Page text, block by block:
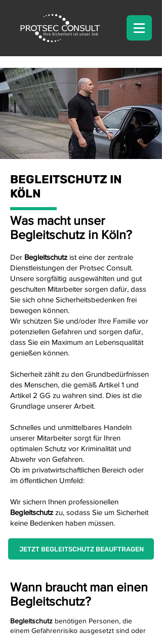
BEGLEITSCHUTZ IN
KÖLN
Was macht unser
Begleitschutz in Köln?
Der Begleitschutz ist eine der zentrale
Dienstleistungen der Protsec Consult.
Unsere sorgfältig ausgewählten und gut
geschulten Mitarbeiter sorgen dafür, dass
Sie sich ohne Sicherheitsbedenken frei
bewegen können.
Wir schützen Sie und/oder Ihre Familie vor
potenziellen Gefahren und sorgen dafür,
dass Sie ein Maximum an Lebensqualität
genießen können.
Sicherheit zählt zu den Grundbedürfnissen
des Menschen, die gemäß Artikel 1 und
Artikel 2 GG zu wahren sind. Dies ist die
Grundlage unserer Arbeit.
Schnelles und unmittelbares Handeln
unserer Mitarbeiter sorgt für Ihren
optimalen Schutz vor Kriminalität und
Abwehr von Gefahren.
Ob im privatwirtschaftlichen Bereich oder
im öffentlichen Umfeld:
Wir sichern Ihnen professionellen
Begleitschutz zu, sodass Sie um Sicherheit
keine Bedenken haben müssen.
JETZT BEGLEITSCHUTZ BEAUFTRAGEN
Wann braucht man einen
Begleitschutz?
Begleitschutz benötigen Personen, die
einem Gefahrenrisiko ausgesetzt sind oder